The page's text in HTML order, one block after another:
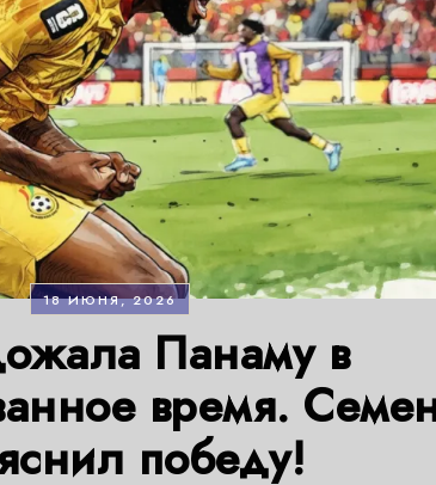
18 ИЮНЯ, 2026
Панаму в
время.
победу!